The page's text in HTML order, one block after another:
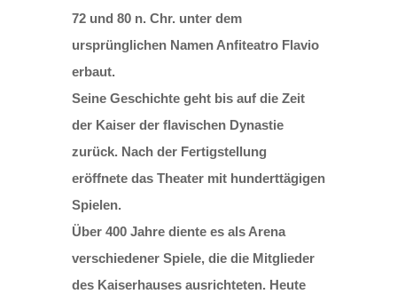
72 und 80 n. Chr. unter dem
ursprünglichen Namen Anfiteatro Flavio
erbaut.
Seine Geschichte geht bis auf die Zeit
der Kaiser der flavischen Dynastie
zurück. Nach der Fertigstellung
eröffnete das Theater mit hunderttägigen
Spielen.
Über 400 Jahre diente es als Arena
verschiedener Spiele, die die Mitglieder
des Kaiserhauses ausrichteten. Heute